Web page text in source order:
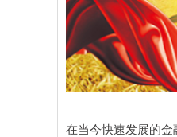
在当今快速发展的金